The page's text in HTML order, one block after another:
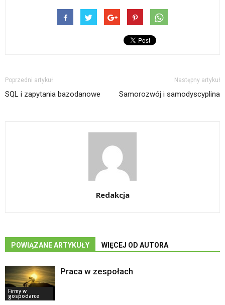
Poprzedni artykuł
SQL i zapytania bazodanowe
Następny artykuł
Samorozwój i samodyscyplina
Redakcja
POWIĄZANE ARTYKUŁY WIĘCEJ OD AUTORA
Firmy w
gospodarce
Praca w zespołach